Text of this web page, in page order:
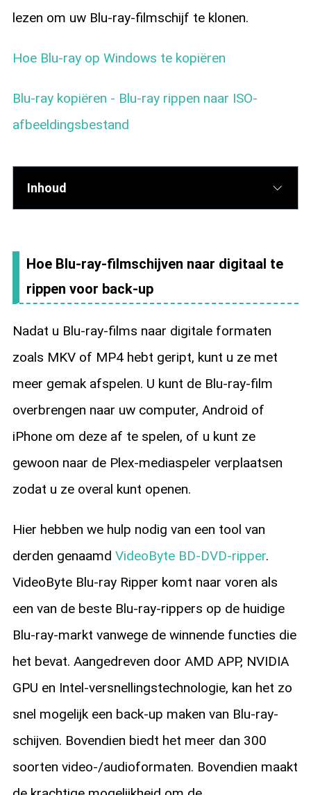
lezen om uw Blu-ray-filmschijf te klonen.
Hoe Blu-ray op Windows te kopiëren
Blu-ray kopiëren - Blu-ray rippen naar ISO-
afbeeldingsbestand
Inhoud
Hoe Blu-ray-filmschijven naar digitaal te
rippen voor back-up
Nadat u Blu-ray-films naar digitale formaten
zoals MKV of MP4 hebt geript, kunt u ze met
meer gemak afspelen. U kunt de Blu-ray-film
overbrengen naar uw computer, Android of
iPhone om deze af te spelen, of u kunt ze
gewoon naar de Plex-mediaspeler verplaatsen
zodat u ze overal kunt openen.
Hier hebben we hulp nodig van een tool van
derden genaamd VideoByte BD-DVD-ripper.
VideoByte Blu-ray Ripper komt naar voren als
een van de beste Blu-ray-rippers op de huidige
Blu-ray-markt vanwege de winnende functies die
het bevat. Aangedreven door AMD APP, NVIDIA
GPU en Intel-versnellingstechnologie, kan het zo
snel mogelijk een back-up maken van Blu-ray-
schijven. Bovendien biedt het meer dan 300
soorten video-/audioformaten. Bovendien maakt